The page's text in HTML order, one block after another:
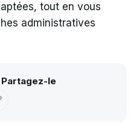
tout en vous
administratives
le